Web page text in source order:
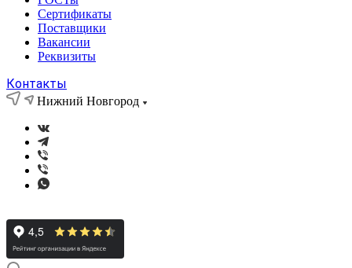
Сертификаты
Поставщики
Вакансии
Реквизиты
Контакты
Нижний Новгород